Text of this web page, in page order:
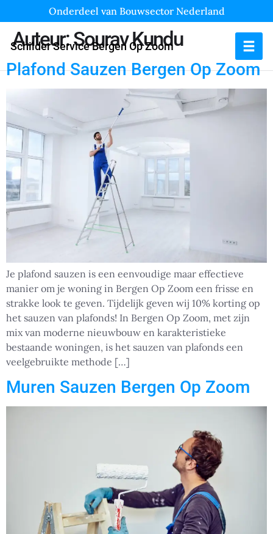
Onderdeel van Bouwsector Nederland
Schilder Service Bergen Op Zoom
Auteur:Sourav Kundu
Plafond Sauzen Bergen Op Zoom
Je plafond sauzen is een eenvoudige maar effectieve
manier om je woning in Bergen Op Zoom een frisse en
strakke look te geven. Tijdelijk geven wij 10% korting op
het sauzen van plafonds! In Bergen Op Zoom, met zijn
mix van moderne nieuwbouw en karakteristieke
bestaande woningen, is het sauzen van plafonds een
veelgebruikte methode […]
Muren Sauzen Bergen Op Zoom